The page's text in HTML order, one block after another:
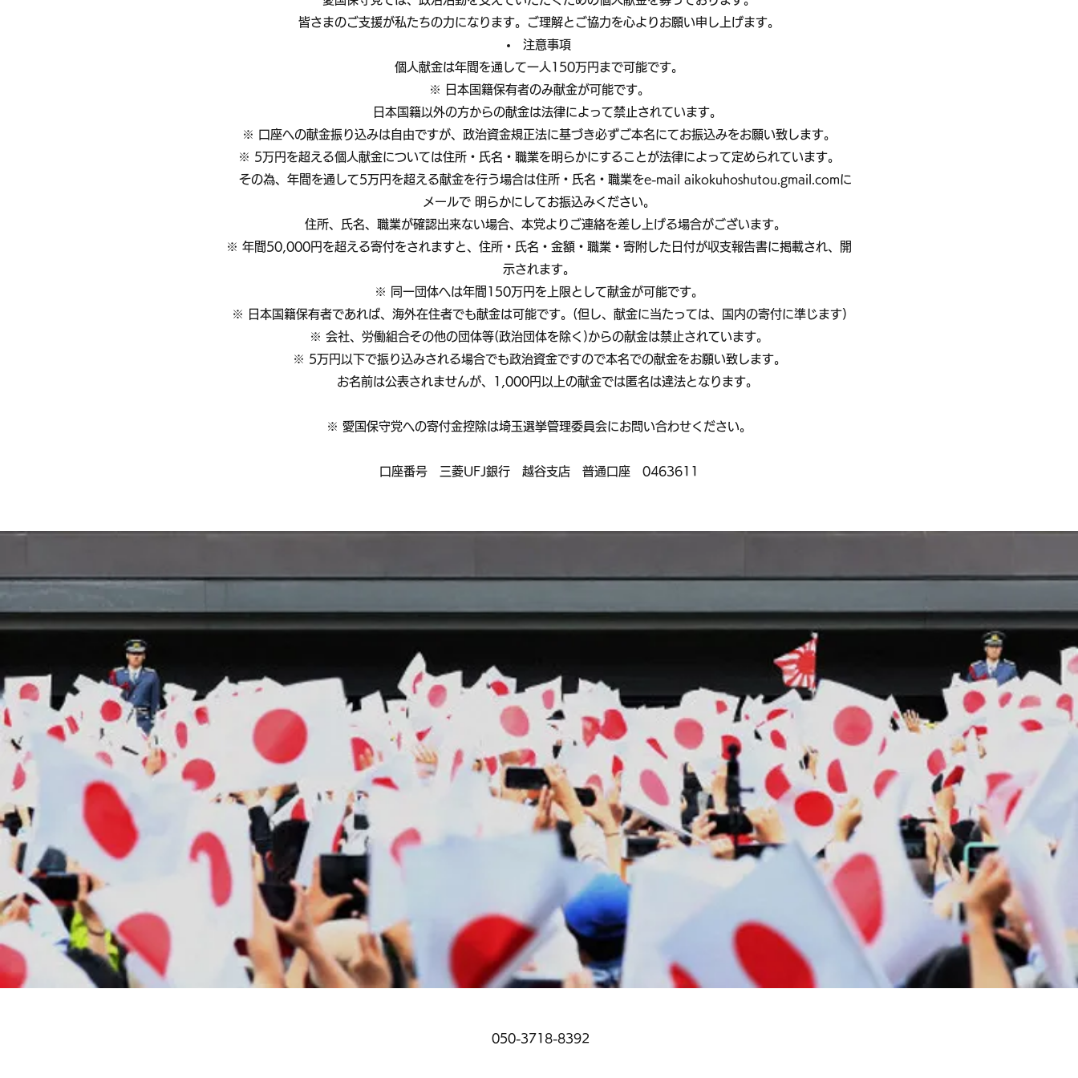
皆さまのご支援が私たちの力になります。ご理解とご協力を心よりお願い申し上げます。
注意事項
個人献金は年間を通して一人150万円まで可能です。
※ 日本国籍保有者のみ献金が可能です。
日本国籍以外の方からの献金は法律によって禁止されています。
※ 口座への献金振り込みは自由ですが、政治資金規正法に基づき必ずご本名にてお振込みをお願い致します。
※ 5万円を超える個人献金については住所・氏名・職業を明らかにすることが法律によって定められています。
その為、年間を通して5万円を超える献金を行う場合は住所・氏名・職業をe-mail aikokuhoshutou.gmail.comに
メールで 明らかにしてお振込みください。
住所、氏名、職業が確認出来ない場合、本党よりご連絡を差し上げる場合がございます。
※ 年間50,000円を超える寄付をされますと、住所・氏名・金額・職業・寄附した日付が収支報告書に掲載され、開
示されます。
※ 同一団体へは年間150万円を上限として献金が可能です。
※ 日本国籍保有者であれば、海外在住者でも献金は可能です。(但し、献金に当たっては、国内の寄付に準じます)
※ 会社、労働組合その他の団体等(政治団体を除く)からの献金は禁止されています。
※ 5万円以下で振り込みされる場合でも政治資金ですので本名での献金をお願い致します。
お名前は公表されませんが、1,000円以上の献金では匿名は違法となります。
※ 愛国保守党への寄付金控除は埼玉選挙管理委員会にお問い合わせください。
口座番号 三菱UFJ銀行 越谷支店 普通口座 0463611
050-3718-8392